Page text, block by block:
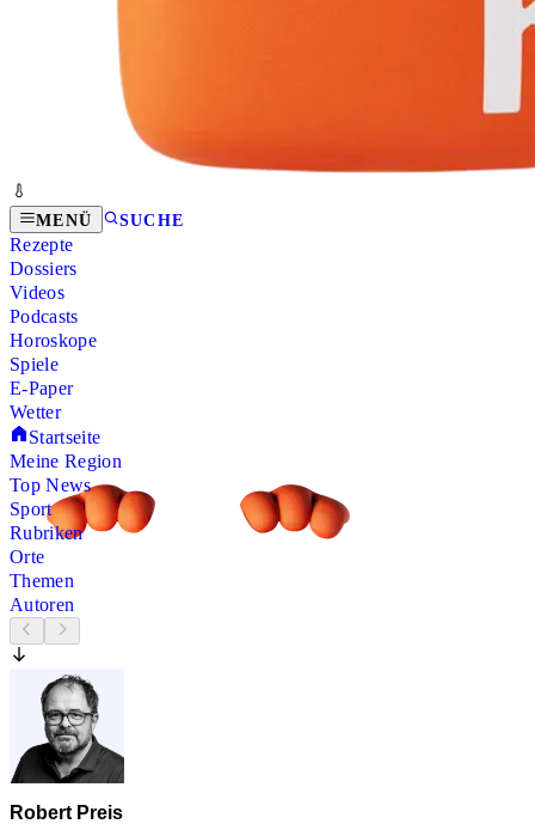
MENÜ SUCHE
Rezepte
Dossiers
Videos
Podcasts
Horoskope
Spiele
E-Paper
Wetter
Startseite
Meine Region
Top News
Sport
Rubriken
Orte
Themen
Autoren
Robert Preis